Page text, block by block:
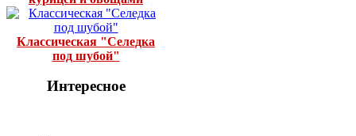
Классическая "Селедка
под шубой"
Интересное